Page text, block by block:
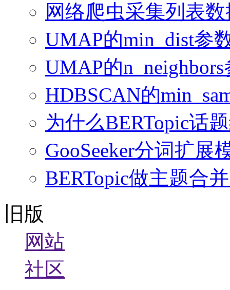
网络爬虫采集列表
UMAP的min_dist参
UMAP的
HDBSCAN的
为什么BERTopic话
GooSeeker分词扩展
BERTopic做主题合
旧版
网站
社区